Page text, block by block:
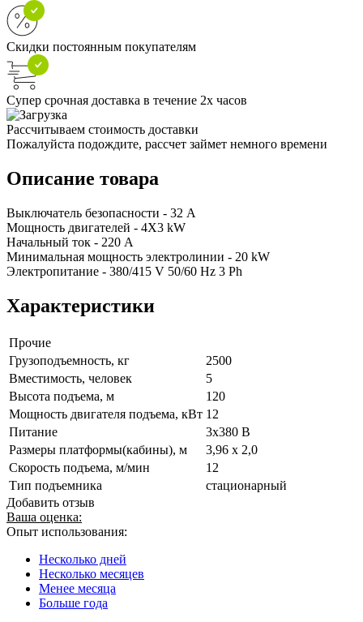
Скидки постоянным покупателям
Супер срочная доставка в течение 2х часов
Рассчитываем стоимость доставки
Пожалуйста подождите, рассчет займет немного времени
Описание товара
Выключатель безопасности - 32 A
Мощность двигателей - 4X3 kW
Начальный ток - 220 A
Минимальная мощность электролинии - 20 kW
Электропитание - 380/415 V 50/60 Hz 3 Ph
Характеристики
Прочие
Грузоподъемность, кг
2500
Вместимость, человек
5
Высота подъема, м
120
Мощность двигателя подъема, кВт 12
Питание
3x380 В
Размеры платформы(кабины), м
3,96 x 2,0
Скорость подъема, м/мин
12
Тип подъемника
стационарный
Добавить отзыв
Ваша оценка:
Опыт использования:
Несколько дней
Несколько месяцев
Менее месяца
Больше года